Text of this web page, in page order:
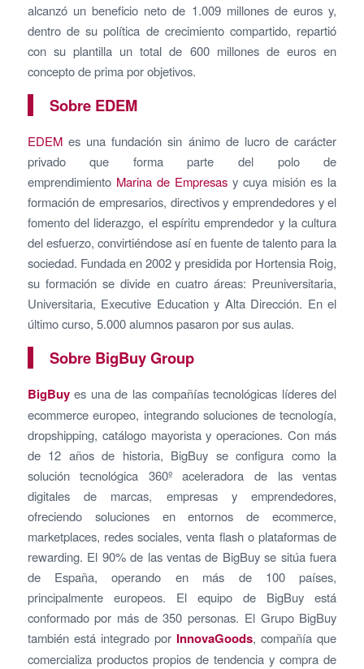
alcanzó un beneficio neto de 1.009 millones de euros y,
dentro de su política de crecimiento compartido, repartió
con su plantilla un total de 600 millones de euros en
concepto de prima por objetivos.
Sobre EDEM
EDEMes una fundación sin ánimo de lucro de carácter
privado que forma parte del polo de
emprendimiento Marina de Empresasy cuya misión es la
formación de empresarios, directivos y emprendedores y el
fomento del liderazgo, el espíritu emprendedor y la cultura
del esfuerzo, convirtiéndose así en fuente de talento para la
sociedad. Fundada en 2002 y presidida por Hortensia Roig,
su formación se divide en cuatro áreas: Preuniversitaria,
Universitaria, Executive Education y Alta Dirección. En el
último curso, 5.000 alumnos pasaron por sus aulas.
Sobre BigBuy Group
BigBuyes una de las compañías tecnológicas líderes del
ecommerce europeo, integrando soluciones de tecnología,
dropshipping, catálogo mayorista y operaciones. Con más
de 12 años de historia, BigBuy se configura como la
solución tecnológica 360º aceleradora de las ventas
digitales de marcas, empresas y emprendedores,
ofreciendo soluciones en entornos de ecommerce,
marketplaces, redes sociales, venta flash o plataformas de
rewarding. El 90% de las ventas de BigBuy se sitúa fuera
de España, operando en más de 100 países,
principalmente europeos. El equipo de BigBuy está
conformado por más de 350 personas. El Grupo BigBuy
también está integrado por InnovaGoods, compañía que
comercializa productos propios de tendencia y compra de